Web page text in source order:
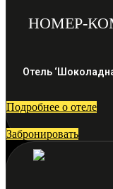
НОМЕР-
Отель
Подробнее о отеле
Забронировать